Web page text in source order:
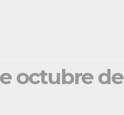
octubre de